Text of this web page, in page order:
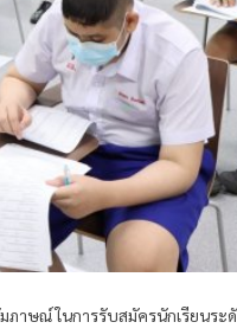
ภาษณ์ ในการรับสมัครนักเรียน